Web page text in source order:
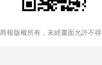
報版權所有，未經書面允許不得